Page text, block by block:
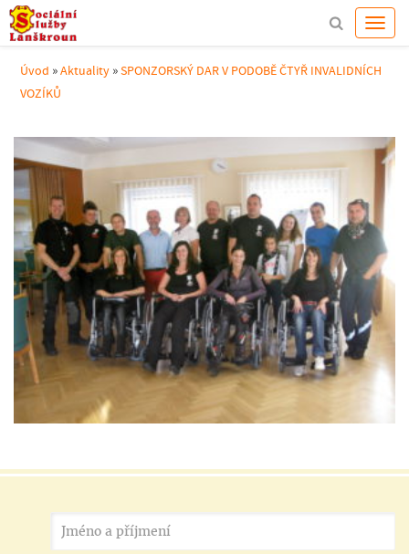
Úvod »Aktuality »SPONZORSKÝ DAR V PODOBĚ ČTYŘ INVALIDNÍCH
VOZÍKŮ